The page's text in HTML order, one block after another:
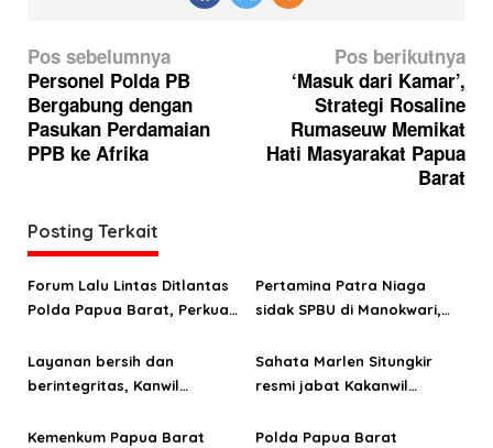
N
a
v
i
s
i
p
s
Pos sebelumnya
Personel Polda PB
Bergabung dengan
Pasukan Perdamaian
PPB ke Afrika
Pos berikutnya
‘Masuk dari Kamar’,
Strategi Rosaline
Rumaseuw Memikat
Hati Masyarakat Papua
Barat
Posting Terkait
Forum Lalu Lintas Ditlantas
Polda Papua Barat, Perkuat
berkendara
Pertamina Patra Niaga
sidak SPBU di Manokwari,
subsidi
Layanan bersih dan
berintegritas, Kanwil
predikat WBK
Sahata Marlen Situngkir
resmi jabat Kakanwil
Kemenkum Papua Barat
Polda Papua Barat